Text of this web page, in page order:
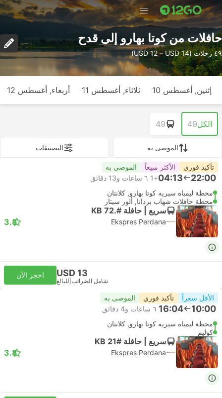
حافلات من كوتا بهارو إلى قدح
٤٩ رحلات (USD 12 – USD 14)
إثنين, أغسطس 10 ثلاثاء, أغسطس 11 أربعاء, أغسطس 12
الكل49
49
الموصى به التصنيفات
تأكيد فوري الأكثر مبيعاً الموصى به
22:00
04:13
+1
٦ ساعات و‫13 دقائق
محطة ليمباه سيريه كوتا بهارو, كلانتان
محطة حافلات شهاب بردانا, ألور سيتار
سريع | حافلة #.KB 72
Ekspres Perdana
3.8
USD 13
شامل الضرائب للبالغ
احجز الآن
الأقل سعراً تأكيد فوري الموصى به
10:00
16:04 ٦ ساعات و‫4 دقائق
محطة ليمباه سيريه كوتا بهارو, كلانتان
كوليم
سريع | حافلة #KB 21
Ekspres Perdana
3.8